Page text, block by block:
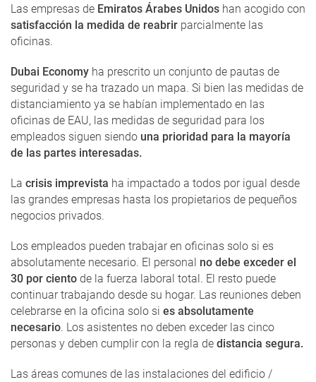
Las empresas de Emiratos Árabes Unidos han acogido con
satisfacción la medida de reabrir parcialmente las
oficinas.
Dubai Economy ha prescrito un conjunto de pautas de
seguridad y se ha trazado un mapa. Si bien las medidas de
distanciamiento ya se habían implementado en las
oficinas de EAU, las medidas de seguridad para los
empleados siguen siendo una prioridad para la mayoría
de las partes interesadas.
La crisis imprevista ha impactado a todos por igual desde
las grandes empresas hasta los propietarios de pequeños
negocios privados.
Los empleados pueden trabajar en oficinas solo si es
absolutamente necesario. El personal no debe exceder el
30 por ciento de la fuerza laboral total. El resto puede
continuar trabajando desde su hogar. Las reuniones deben
celebrarse en la oficina solo si es absolutamente
necesario. Los asistentes no deben exceder las cinco
personas y deben cumplir con la regla de distancia segura.
Las áreas comunes de las instalaciones del edificio /